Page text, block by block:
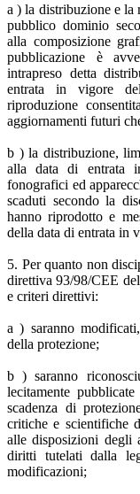
a ) la distribuzione e la
pubblico dominio
alla composizione
pubblicazione è
intrapreso detta
entrata in vigore
riproduzione
aggiornamenti futuri
b ) la distribuzione,
alla data di entrata
fonografici ed
scaduti secondo la
hanno riprodotto e
della data di entrata in
5. Per quanto non
direttiva 93/98/CEE
e criteri direttivi:
a ) saranno
della protezione;
b ) saranno
lecitamente
scadenza di
critiche e scientifiche
alle disposizioni degli
diritti tutelati dalla
modificazioni;